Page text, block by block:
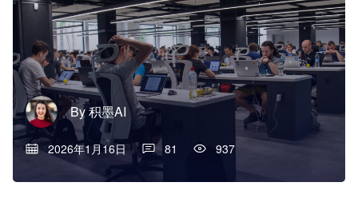
By积墨AI
2026年1月16日 81 937